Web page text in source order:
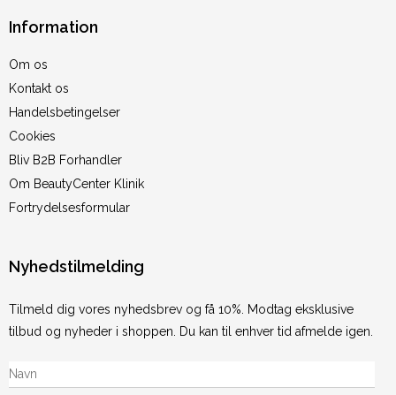
Information
Om os
Kontakt os
Handelsbetingelser
Cookies
Bliv B2B Forhandler
Om BeautyCenter Klinik
Fortrydelsesformular
Nyhedstilmelding
Tilmeld dig vores nyhedsbrev og få 10%. Modtag eksklusive
tilbud og nyheder i shoppen. Du kan til enhver tid afmelde igen.